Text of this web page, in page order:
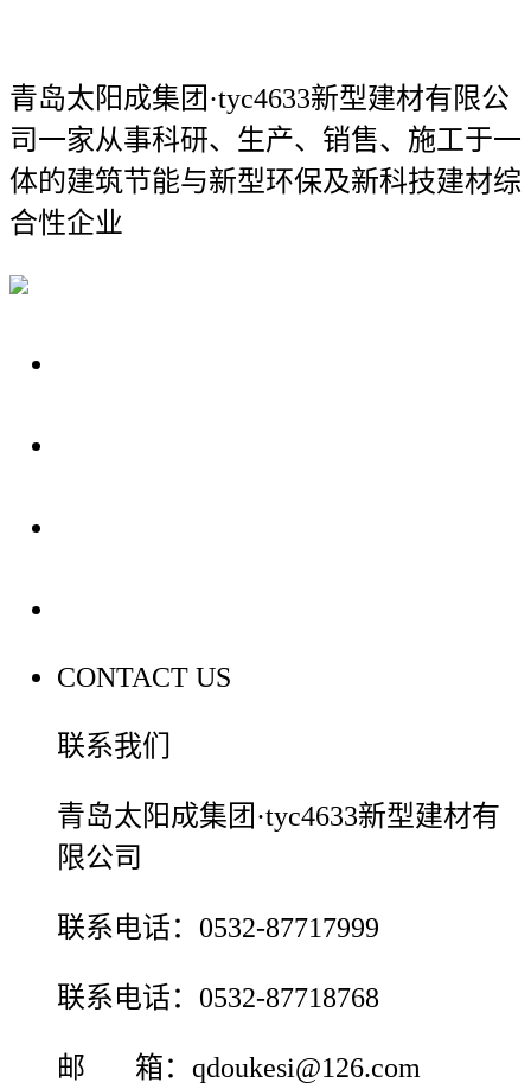
青岛太阳成集团·tyc4633新型建材有限公
司一家从事科研、生产、销售、施工于一
体的建筑节能与新型环保及新科技建材综
合性企业
CONTACT US
联系我们
青岛太阳成集团·tyc4633新型建材有
限公司
联系电话：0532-87717999
联系电话：0532-87718768
邮 箱：qdoukesi@126.com